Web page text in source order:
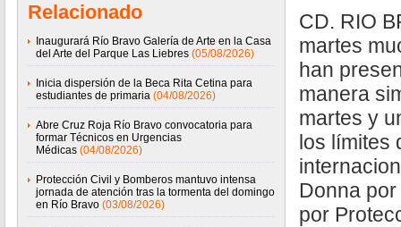
Relacionado
Inaugurará Río Bravo Galería de Arte en la Casa
del Arte del Parque Las Liebres (05/08/2026)
Inicia dispersión de la Beca Rita Cetina para
estudiantes de primaria (04/08/2026)
Abre Cruz Roja Río Bravo convocatoria para
formar Técnicos en Urgencias
Médicas (04/08/2026)
Protección Civil y Bomberos mantuvo intensa
jornada de atención tras la tormenta del domingo
en Río Bravo (03/08/2026)
CD. RIO
martes
han
manera
martes y
los límites
Donna
por